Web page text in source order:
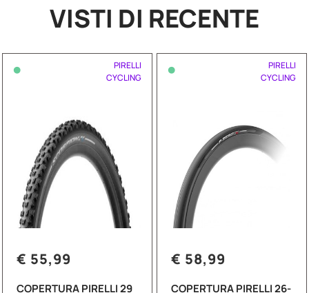
VISTI DI RECENTE
•
PIRELLI
CYCLING
€ 55,99
COPERTURA PIRELLI 29
•
PIRELLI
CYCLING
€ 58,99
COPERTURA PIRELLI 26-